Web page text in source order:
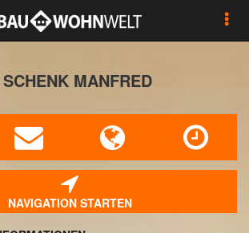
MANFRED
NAVIGATION STARTEN